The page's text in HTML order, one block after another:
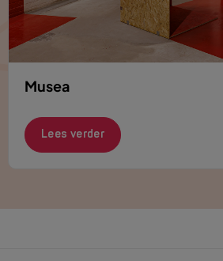
Musea
Lees verder